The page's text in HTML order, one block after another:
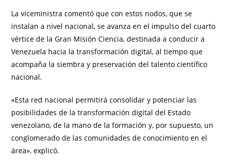
La viceministra comentó que con estos nodos, que se
instalan a nivel nacional, se avanza en el impulso del cuarto
vértice de la Gran Misión Ciencia, destinada a conducir a
Venezuela hacia la transformación digital, al tiempo que
acompaña la siembra y preservación del talento científico
nacional.
«Esta red nacional permitirá consolidar y potenciar las
posibilidades de la transformación digital del Estado
venezolano, de la mano de la formación y, por supuesto, un
conglomerado de las comunidades de conocimiento en el
área», explicó.